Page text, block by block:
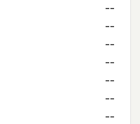
--
--
--
--
--
--
--